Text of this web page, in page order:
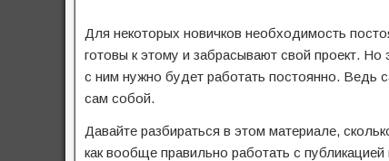
Для некоторых новичков необходимость
готовы к этому и забрасывают свой проект.
с ним нужно будет работать постоянно. Ведь
сам собой.
Давайте разбираться в этом материале,
как вообще правильно работать с публикацией